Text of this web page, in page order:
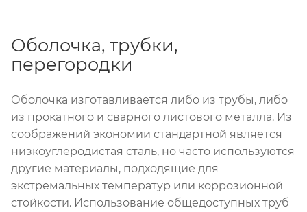
Оболочка, трубки,
перегородки
Оболочка изготавливается либо из трубы, либо
из прокатного и сварного листового металла. Из
соображений экономии стандартной является
низкоуглеродистая сталь, но часто используются
другие материалы, подходящие для
экстремальных температур или коррозионной
стойкости. Использование общедоступных труб